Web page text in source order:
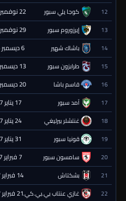
12 كوجا يلي سبور 22 نوفمبر 2026 - 19:00
13 إيرزوروم سبور 29 نوفمبر 2026 - 19:00
14 باشاك شهير 6 ديسمبر 2026 - 19:00
15 طرابزون سبور 13 ديسمبر 2026 - 19:00
16 قاسم باشا 20 ديسمبر 2026 - 19:00
17 آمد سبور 17 يناير 2027 - 19:00
18 غنتشلر بيرليغي 24 يناير 2027 - 19:00
19 قونيا سبور 31 يناير 2027 - 19:00
20 سامسون سبور 7 فبراير 2027 - 19:00
21 بشكتاش 14 فبراير 2027 - 19:00
22 غازي عنتاب بي.بي.كي.21 فبراير 2027 - 19:00